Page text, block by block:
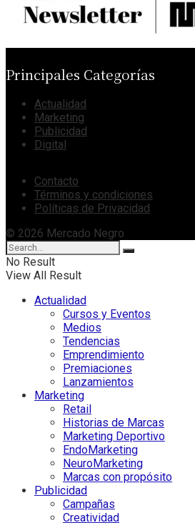
Principales Categorías
Actualidad
Marketing
Publicidad
Digital
Contacto
Términos y condiciones
Políticas de Privacidad
© 2026 Mercado Negro
No Result
View All Result
Actualidad
Cursos y Eventos
Medios
Tendencias
Emprendimiento
Premiaciones
Lanzamientos
Marketing
Retail
Historias de Marcas
Marketing Deportivo
EndoMarketing
NeuroMarketing
Marcas con propósito
Publicidad
Campañas
Creatividad